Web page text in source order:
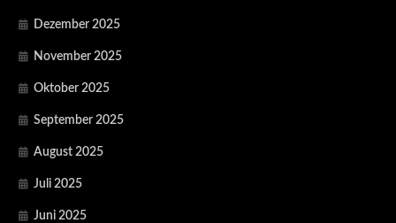
Dezember 2025
November 2025
Oktober 2025
September 2025
August 2025
Juli 2025
Juni 2025